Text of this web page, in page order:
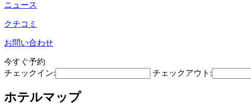
ニュース
クチコミ
お問い合わせ
今すぐ予約
チェックイン:
チェックアウト:
ホテルマップ